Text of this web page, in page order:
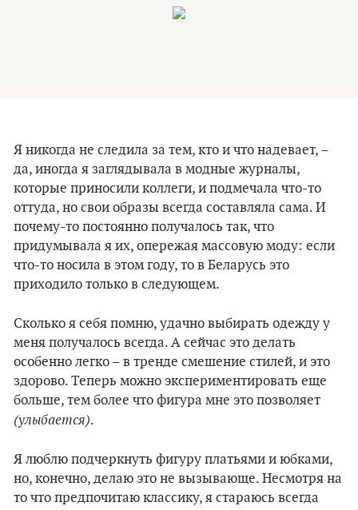
Я никогда не следила за тем, кто и что надевает, –
да, иногда я заглядывала в модные журналы,
которые приносили коллеги, и подмечала что-то
оттуда, но свои образы всегда составляла сама. И
почему-то постоянно получалось так, что
придумывала я их, опережая массовую моду: если
что-то носила в этом году, то в Беларусь это
приходило только в следующем.
Сколько я себя помню, удачно выбирать одежду у
меня получалось всегда. А сейчас это делать
особенно легко – в тренде смешение стилей, и это
здорово. Теперь можно экспериментировать еще
больше, тем более что фигура мне это позволяет
(улыбается).
Я люблю подчеркнуть фигуру платьями и юбками,
но, конечно, делаю это не вызывающе. Несмотря на
то что предпочитаю классику, я стараюсь всегда